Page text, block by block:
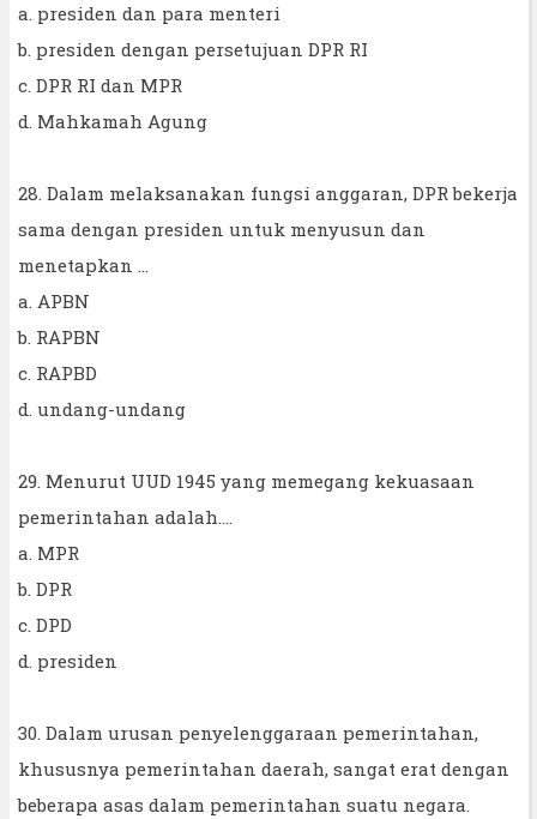
a. presiden dan para menteri
b. presiden dengan persetujuan DPR RI
c. DPR RI dan MPR
d. Mahkamah Agung
28. Dalam melaksanakan fungsi anggaran, DPR bekerja
sama dengan presiden untuk menyusun dan
menetapkan ...
a. APBN
b. RAPBN
c. RAPBD
d. undang-undang
29. Menurut UUD 1945 yang memegang kekuasaan
pemerintahan adalah….
a. MPR
b. DPR
c. DPD
d. presiden
30. Dalam urusan penyelenggaraan pemerintahan,
khususnya pemerintahan daerah, sangat erat dengan
beberapa asas dalam pemerintahan suatu negara.